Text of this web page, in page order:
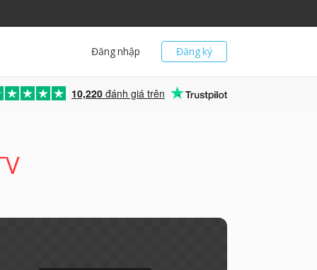
Đăng ký
Đăng nhập
10,220 đánh giá trên